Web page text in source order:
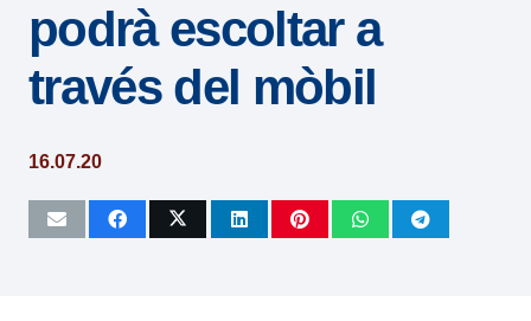
podrà escoltar a
través del mòbil
16.07.20